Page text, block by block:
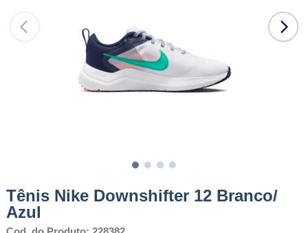
Tênis Nike Downshifter 12 Branco/
Azul